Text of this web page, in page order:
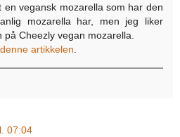
en vegansk mozarella som har den
mozarella har, men jeg liker
på Cheezly vegan mozarella.
denne artikkelen.
07:04